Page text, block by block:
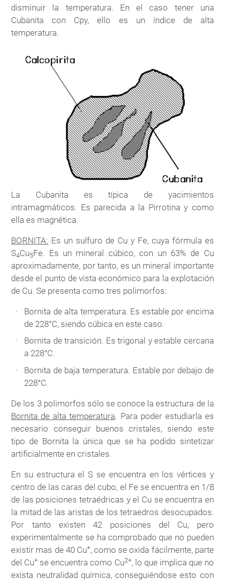
disminuir la temperatura. En el caso tener una
Cubanita con Cpy, ello es un índice de alta
temperatura.
La Cubanita es típica de yacimientos
intramagmáticos. Es parecida a la Pirrotina y como
ella es magnética.
BORNITA: Es un sulfuro de Cu y Fe, cuya fórmula es
S4Cu5Fe. Es un mineral cúbico, con un 63% de Cu
aproximadamente, por tanto, es un mineral importante
desde el punto de vista económico para la explotación
de Cu. Se presenta como tres polimorfos:
Bornita de alta temperatura. Es estable por encima
de 228°C, siendo cúbica en este caso.
Bornita de transición. Es trigonal y estable cercana
a 228°C.
Bornita de baja temperatura. Estable por debajo de
228°C.
De los 3 polimorfos sólo se conoce la estructura de la
Bornita de alta temperatura. Para poder estudiarla es
necesario conseguir buenos cristales, siendo este
tipo de Bornita la única que se ha podido sintetizar
artificialmente en cristales.
En su estructura el S se encuentra en los vértices y
centro de las caras del cubo, el Fe se encuentra en 1/8
de las posiciones tetraédricas y el Cu se encuentra en
la mitad de las aristas de los tetraedros desocupados.
Por tanto existen 42 posiciones del Cu, pero
experimentalmente se ha comprobado que no pueden
existir mas de 40 Cu+, como se oxida fácilmente, parte
del Cu+ se encuentra como Cu2+, lo que implica que no
exista neutralidad química, conseguiéndose esto con